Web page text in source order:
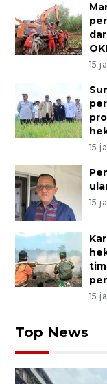
OKI
15
15
15
15
Top News